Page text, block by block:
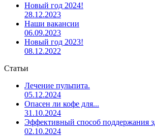
Новый год 2024!
28.12.2023
Наши вакансии
06.09.2023
Новый год 2023!
08.12.2022
Статьи
Лечение пульпита.
05.12.2024
Опасен ли кофе для...
31.10.2024
Эффективный способ поддержания
02.10.2024